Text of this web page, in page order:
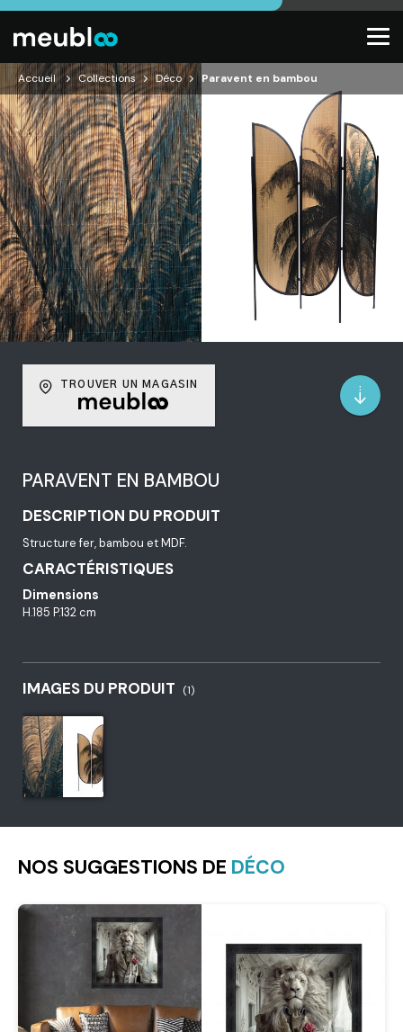
Accueil Collections Déco Paravent en bambou
TROUVER UN MAGASIN
PARAVENT EN BAMBOU
DESCRIPTION DU PRODUIT
Structure fer, bambou et MDF.
CARACTÉRISTIQUES
Dimensions
H.185 P.132 cm
IMAGES DU PRODUIT (1)
NOS SUGGESTIONS DE DÉCO